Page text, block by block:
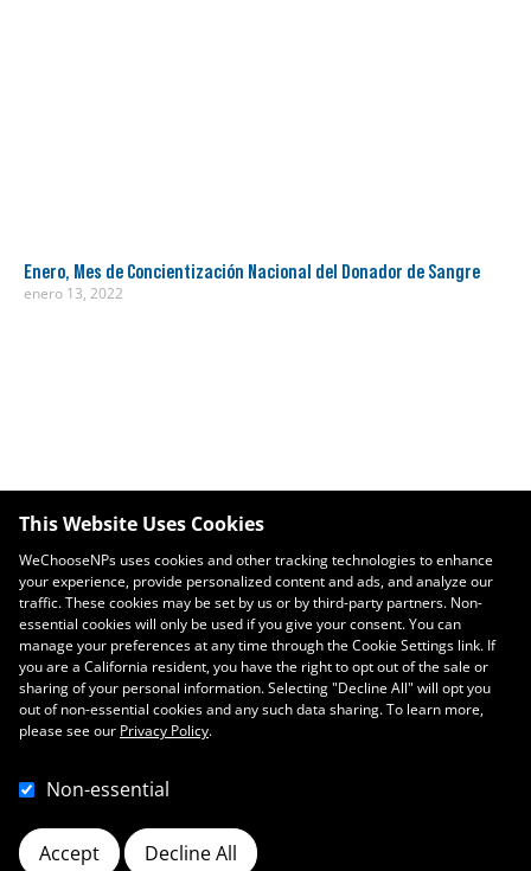
Enero, Mes de Concientización Nacional del Donador de Sangre
enero 13, 2022
Digamos NO a la gripe este año
diciembre 9, 2021
This Website Uses Cookies
WeChooseNPs uses cookies and other tracking technologies to enhance
your experience, provide personalized content and ads, and analyze our
traffic. These cookies may be set by us or by third-party partners. Non-
essential cookies will only be used if you give your consent. You can
manage your preferences at any time through the Cookie Settings link. If
you are a California resident, you have the right to opt out of the sale or
sharing of your personal information. Selecting "Decline All" will opt you
out of non-essential cookies and any such data sharing. To learn more,
please see our Privacy Policy.
Non-essential
Accept Decline All